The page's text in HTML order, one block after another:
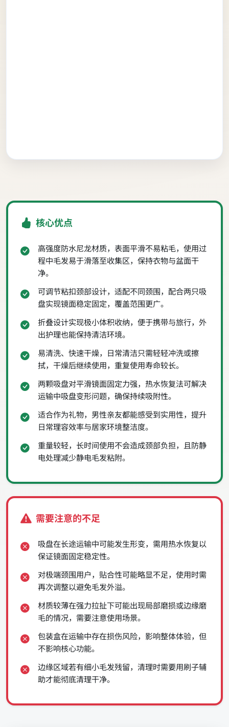
核心优点
高强度防水尼龙材质，表面平滑不易粘毛，使用过
程中毛发易于滑落至收集区，保持衣物与盆面干
净。
可调节粘扣颈部设计，适配不同颈围，配合两只吸
盘实现镜面稳定固定，覆盖范围更广。
折叠设计实现极小体积收纳，便于携带与旅行，外
出护理也能保持清洁环境。
易清洗、快速干燥，日常清洁只需轻轻冲洗或擦
拭，干燥后继续使用，重复使用寿命较长。
两颗吸盘对平滑镜面固定力强，热水恢复法可解决
运输中吸盘变形问题，确保持续吸附性。
适合作为礼物，男性亲友都能感受到实用性，提升
日常理容效率与居家环境整洁度。
重量较轻，长时间使用不会造成颈部负担，且防静
电处理减少静电毛发粘附。
需要注意的不足
吸盘在长途运输中可能发生形变，需用热水恢复以
保证镜面固定稳定性。
对极端颈围用户，贴合性可能略显不足，使用时需
再次调整以避免毛发外溢。
材质较薄在强力拉扯下可能出现局部磨损或边缘磨
毛的情况，需要注意使用场景。
包装盒在运输中存在损伤风险，影响整体体验，但
不影响核心功能。
边缘区域若有细小毛发残留，清理时需要用刷子辅
助才能彻底清理干净。